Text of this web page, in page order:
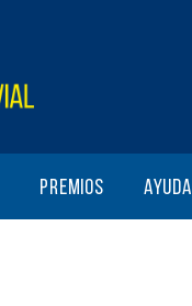
Premios